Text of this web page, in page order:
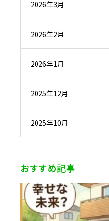
2026年3月
2026年2月
2026年1月
2025年12月
2025年10月
おすすめ記事